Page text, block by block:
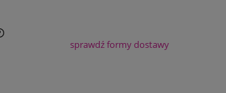
sprawdź formy dostawy